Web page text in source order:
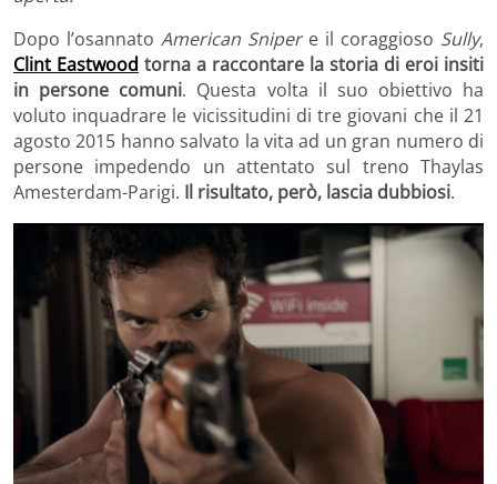
Dopo l’osannato American Sniper e il coraggioso Sully,
Clint Eastwood torna a raccontare la storia di eroi insiti
in persone comuni. Questa volta il suo obiettivo ha
voluto inquadrare le vicissitudini di tre giovani che il 21
agosto 2015 hanno salvato la vita ad un gran numero di
persone impedendo un attentato sul treno Thaylas
Amesterdam-Parigi. Il risultato, però, lascia dubbiosi.